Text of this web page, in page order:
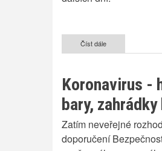
Číst dále
Poslední
2020
Koronavirus -
bary,
Zatím neveřejné
doporučení